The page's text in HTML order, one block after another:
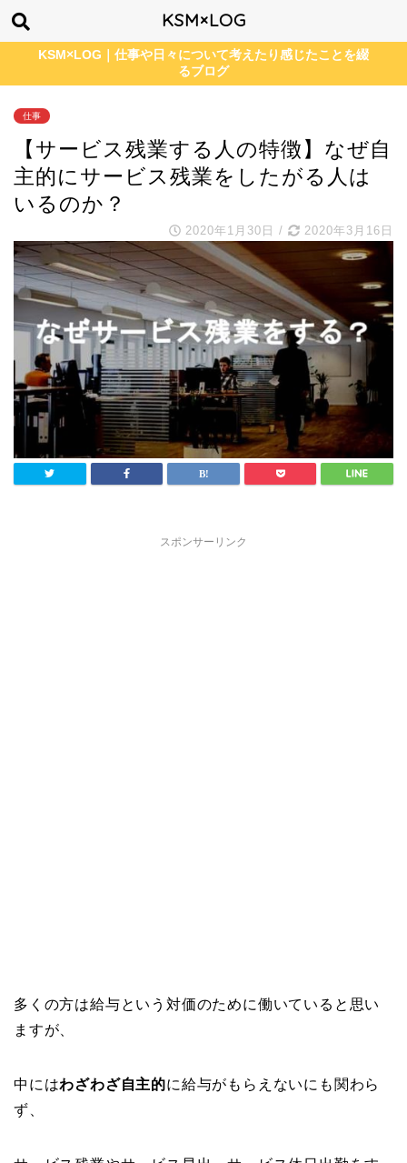
KSM×LOG
KSM×LOG｜仕事や日々について考えたり感じたことを綴
るブログ
仕事
【サービス残業する人の特徴】なぜ自
主的にサービス残業をしたがる人は
いるのか？
2020年1月30日 / 2020年3月16日
スポンサーリンク
多くの方は給与という対価のために働いていると思い
ますが、
中にはわざわざ自主的に給与がもらえないにも関わら
ず、